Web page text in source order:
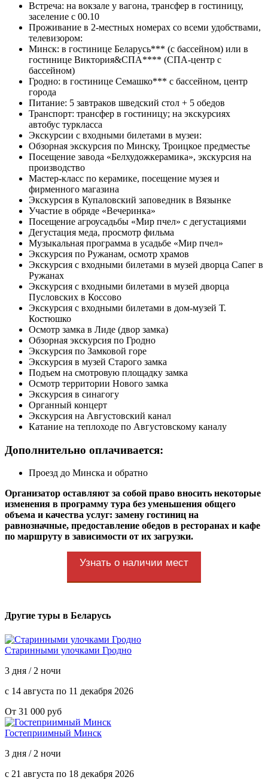
Встреча: на вокзале у вагона, трансфер в гостиницу,
заселение с 00.10
Проживание в 2-местных номерах со всеми удобствами,
телевизором:
Минск: в гостинице Беларусь*** (с бассейном) или в
гостинице Виктория&СПА**** (СПА-центр с
бассейном)
Гродно: в гостинице Семашко*** с бассейном, центр
города
Питание: 5 завтраков шведский стол + 5 обедов
Транспорт: трансфер в гостиницу; на экскурсиях
автобус туркласса
Экскурсии с входными билетами в музеи:
Обзорная экскурсия по Минску, Троицкое предместье
Посещение завода «Белхудожкерамика», экскурсия на
производство
Мастер-класс по керамике, посещение музея и
фирменного магазина
Экскурсия в Купаловский заповедник в Вязынке
Участие в обряде «Вечеринка»
Посещение агроусадьбы «Мир пчел» с дегустациями
Дегустация меда, просмотр фильма
Музыкальная программа в усадьбе «Мир пчел»
Экскурсия по Ружанам, осмотр храмов
Экскурсия с входными билетами в музей дворца Сапег в
Ружанах
Экскурсия с входными билетами в музей дворца
Пусловских в Коссово
Экскурсия с входными билетами в дом-музей Т.
Костюшко
Осмотр замка в Лиде (двор замка)
Обзорная экскурсия по Гродно
Экскурсия по Замковой горе
Экскурсия в музей Старого замка
Подъем на смотровую площадку замка
Осмотр территории Нового замка
Экскурсия в синагогу
Органный концерт
Экскурсия на Августовский канал
Катание на теплоходе по Августовскому каналу
Дополнительно оплачивается:
Проезд до Минска и обратно
Организатор оставляют за собой право вносить некоторые
изменения в программу тура без уменьшения общего
объема и качества услуг: замену гостиниц на
равнозначные, предоставление обедов в ресторанах и кафе
по маршруту в зависимости от их загрузки.
Узнать о наличии мест
Другие туры в Беларусь
Старинными улочками Гродно
3 дня / 2 ночи
с 14 августа по 11 декабря 2026
От 31 000 руб
Гостеприимный Минск
3 дня / 2 ночи
с 21 августа по 18 декабря 2026